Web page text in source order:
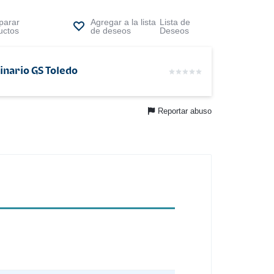
Lista de
Deseos
GS Toledo
Reportar abuso